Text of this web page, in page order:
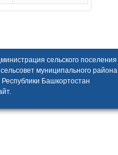
сельского поселения
муниципального района
Республики Башкортостан